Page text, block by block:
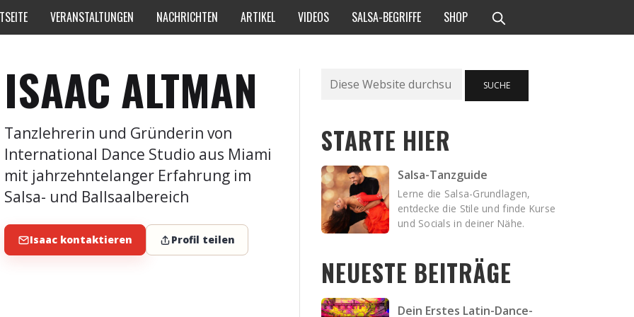
VERANSTALTUNGEN NACHRICHTEN ARTIKEL VIDEOS SALSA-BEGRIFFE SHOP
ISAAC ALTMAN
Tanzlehrerin und Gründerin von
International Dance Studio aus Miami
mit jahrzehntelanger Erfahrung im
Salsa- und Ballsaalbereich
Isaac kontaktieren Profil teilen
Suche
SUCHE
STARTE HIER
Salsa-Tanzguide
Lerne die Salsa-Grundlagen,
entdecke die Stile und finde Kurse
und Socials in deiner Nähe.
NEUESTE BEITRÄGE
Dein Erstes Latin-Dance-